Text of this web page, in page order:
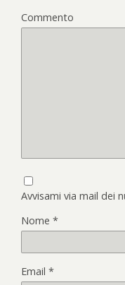
Commento
Avvisami via mail dei
Nome *
Email *